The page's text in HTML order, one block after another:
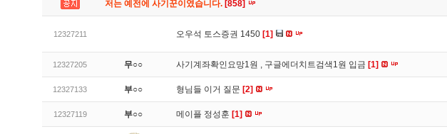
저는 예전에 사기꾼이였습니다. [858]
12327211 오우석 토스증권 1450 [1]
12327205 무○○ 사기계좌확인요망1원 , 구글에더치트검색1원 입금 [1]
12327133 부○○ 형님들 이거 질문 [2]
12327119 부○○ 메이플 정성훈 [1]